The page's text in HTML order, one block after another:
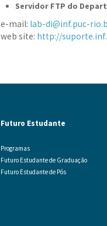
Servidor FTP do
e-mail: lab-di@inf.puc-
web site: http://
Futuro Estudante
Programas
Futuro Estudante de Graduação
Futuro Estudante de Pós